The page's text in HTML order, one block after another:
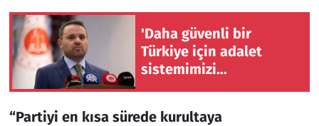
'Daha güvenli bir
Türkiye için adalet
sistemimizi
“Partiyi en kısa sürede kurultaya